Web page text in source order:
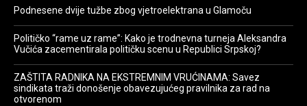
Podnesene dvije tužbe zbog vjetroelektrana u Glamoču
Političko “rame uz rame”: Kako je trodnevna turneja Aleksandra
Vučića zacementirala političku scenu u Republici Srpskoj?
ZAŠTITA RADNIKA NA EKSTREMNIM VRUĆINAMA: Savez
sindikata traži donošenje obavezujućeg pravilnika za rad na
otvorenom